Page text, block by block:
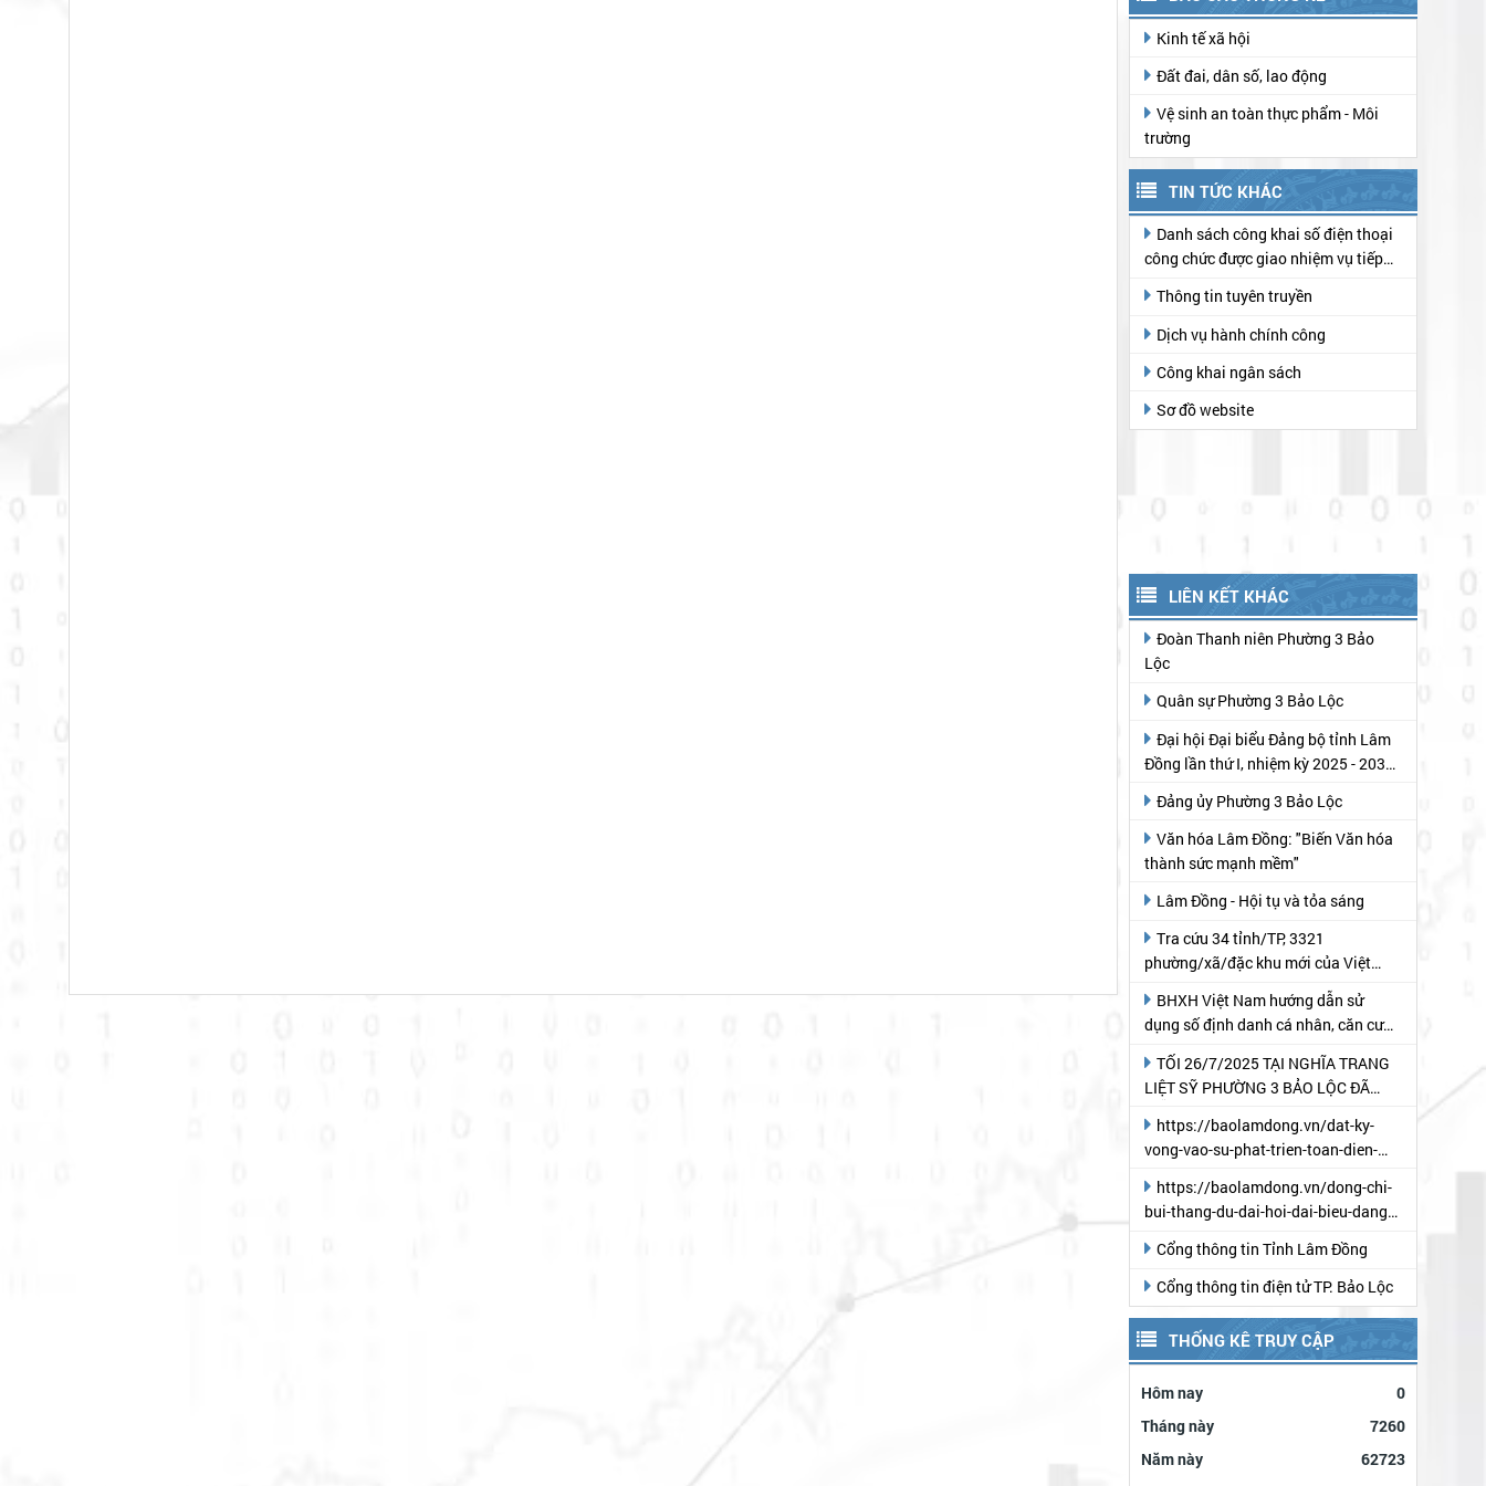
Kinh tế xã hội
Đất đai, dân số, lao động
Vệ sinh an toàn thực phẩm - Môi
trường
TIN TỨC KHÁC
công chức được giao nhiệm vụ tiếp
chính tại Trung tâm Phục vụ hành
chính công
Thông tin tuyên truyền
Dịch vụ hành chính công
Công khai ngân sách
Sơ đồ website
LIÊN KẾT KHÁC
Đoàn Thanh niên Phường 3 Bảo
Lộc
Quân sự Phường 3 Bảo Lộc
Đại hội Đại biểu Đảng bộ tỉnh Lâm
Đồng lần thứ I, nhiệm kỳ 2025 - 2030
Đảng ủy Phường 3 Bảo Lộc
Văn hóa Lâm Đồng: "Biến Văn hóa
thành sức mạnh mềm"
Lâm Đồng - Hội tụ và tỏa sáng
Tra cứu 34 tỉnh/TP, 3321
phường/xã/đặc khu mới của Việt
dụng số định danh cá nhân, căn cước
công dân thay thế mã số BHXH và bộ
mã quản lý
TỐI 26/7/2025 TẠI NGHĨA TRANG
LIỆT SỸ PHƯỜNG 3 BẢO LỘC ĐÃ
NẾN TRI ÂN" NHÂN KỶ NIỆM 78 NĂM
NGÀY THƯƠNG BINH- LIỆT SỸ
vong-vao-su-phat-trien-toan-dien-
bui-thang-du-dai-hoi-dai-bieu-dang-
bo-phuong-3-bao-loc-lan-thu-i-
383369.html?
Cổng thông tin Tỉnh Lâm Đồng
Cổng thông tin điện tử TP. Bảo Lộc
THỐNG KÊ TRUY CẬP
Hôm nay
0
Tháng này
7260
Năm này
62723